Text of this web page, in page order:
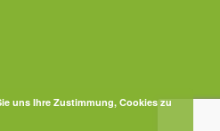
uns Ihre Zustimmung, Cookies zu